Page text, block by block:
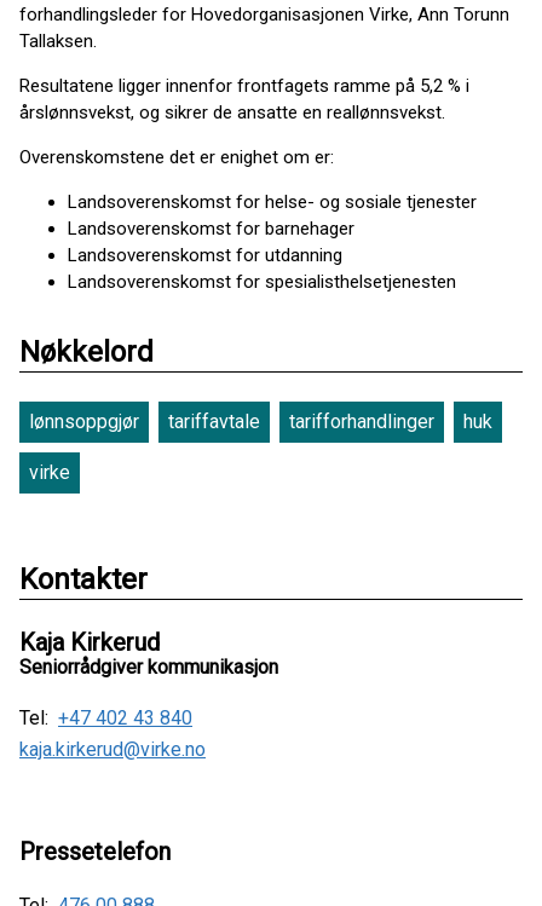
forhandlingsleder for Hovedorganisasjonen Virke, Ann Torunn
Tallaksen.
Resultatene ligger innenfor frontfagets ramme på 5,2 % i
årslønnsvekst, og sikrer de ansatte en reallønnsvekst.
Overenskomstene det er enighet om er:
Landsoverenskomst for helse- og sosiale tjenester
Landsoverenskomst for barnehager
Landsoverenskomst for utdanning
Landsoverenskomst for spesialisthelsetjenesten
Nøkkelord
lønnsoppgjør tariffavtale tarifforhandlinger huk
virke
Kontakter
Kaja Kirkerud
Seniorrådgiver kommunikasjon
Tel: +47 402 43 840
kaja.kirkerud@virke.no
Pressetelefon